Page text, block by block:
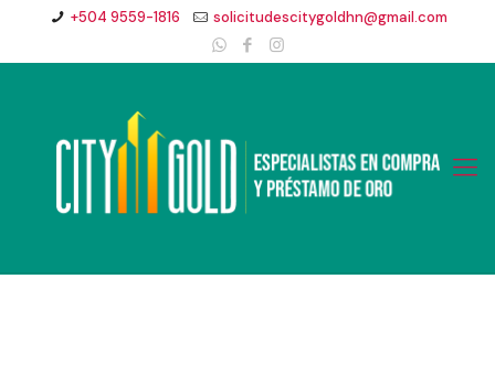
+504 9559-1816 solicitudescitygoldhn@gmail.com